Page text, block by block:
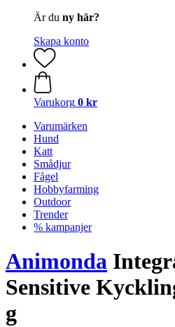
Är du ny här?
Skapa konto
Varukorg 0 kr
Varumärken
Hund
Katt
Smådjur
Fågel
Hobbyfarming
Outdoor
Trender
% kampanjer
Animonda
Sensitive
g